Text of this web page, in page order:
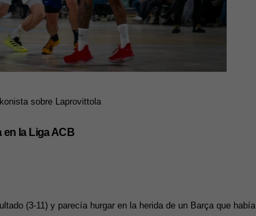
sobre Laprovittola
en la Liga ACB
(3-11) y parecía hurgar en la herida de un Barça que había